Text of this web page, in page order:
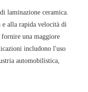
laminazione ceramica.
e alla rapida velocità di
una maggiore
includono l'uso
automobilistica,